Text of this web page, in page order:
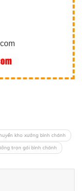
kho xưởng bình chánh
trọn gói bình chánh